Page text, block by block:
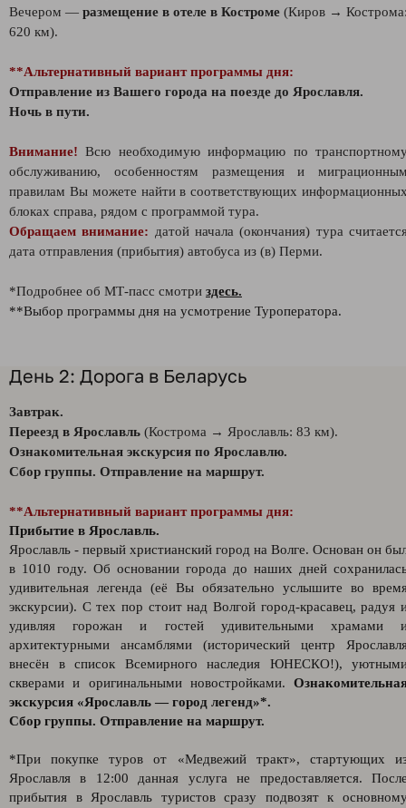
Вечером — размещение в отеле в Костроме (Киров →
620 км).
**Альтернативный вариант программы дня:
Отправление из Вашего города на поезде до Ярославля.
Ночь в пути.
Внимание! Всю необходимую информацию по
обслуживанию, особенностям размещения и
правилам Вы можете найти в соответствующих
блоках справа, рядом с программой тура.
Обращаем внимание: датой начала (окончания) тура
дата отправления (прибытия) автобуса из (в) Перми.
*Подробнее об МТ-пасс смотри здесь.
**Выбор программы дня на усмотрение Туроператора.
День 2: Дорога в Беларусь
Завтрак.
Переезд в Ярославль (Кострома → Ярославль: 83 км).
Ознакомительная экскурсия по Ярославлю.
Сбор группы. Отправление на маршрут.
**Альтернативный вариант программы дня:
Прибытие в Ярославль.
Ярославль - первый христианский город на Волге. Основан он
в 1010 году. Об основании города до наших дней
удивительная легенда (её Вы обязательно услышите во
экскурсии). С тех пор стоит над Волгой город-красавец, радуя
удивляя горожан и гостей удивительными храмами
архитектурными ансамблями (исторический центр
внесён в список Всемирного наследия ЮНЕСКО!),
скверами и оригинальными новостройками.
экскурсия «Ярославль — город легенд»*.
Сбор группы. Отправление на маршрут.
*При покупке туров от «Медвежий тракт», стартующих
Ярославля в 12:00 данная услуга не предоставляется.
прибытия в Ярославль туристов сразу подвозят к